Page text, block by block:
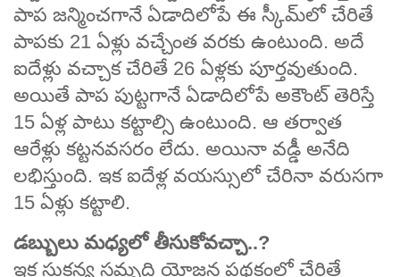
పాప జన్మించగానే ఏడాదిలోపే ఈ స్కీమ్‌లో చేరితే
పాపకు 21 ఏళ్లు వచ్చేంత వరకు ఉంటుంది. అదే
ఐదేళ్లు వచ్చాక చేరితే 26 ఏళ్లకు పూర్తవుతుంది.
అయితే పాప పుట్టగానే ఏడాదిలోపే అకౌంట్ తెరిస్తే
15 ఏళ్ల పాటు కట్టాల్సి ఉంటుంది. ఆ తర్వాత
ఆరేళ్లు కట్టనవసరం లేదు. అయినా వడ్డీ అనేది
లభిస్తుంది. ఇక ఐదేళ్ల వయస్సులో చేరినా వరుసగా
15 ఏళ్లు కట్టాలి.
డబ్బులు మధ్యలో తీసుకోవచ్చా..?
ఇక సుకన్య సమృద్ది యోజన పథకంలో చేరితే